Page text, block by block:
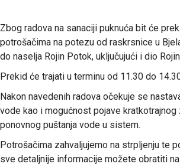
Zbog radova na sanaciji puknuća bit će
potrošačima na potezu od raskrsnice u
do naselja Rojin Potok, uključujući i dio
Prekid će trajati u terminu od 11.30 do
Nakon navedenih radova očekuje se
vode kao i mogućnost pojave kratkotrajnog
ponovnog puštanja vode u sistem.
Potrošačima zahvaljujemo na strpljenju te
sve detaljnije informacije možete obratiti